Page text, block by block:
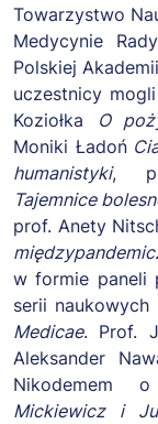
Towarzystwo
Medycynie
Polskiej
uczestnicy
Koziołka
O
Moniki Ładoń
humanistyki,
Tajemnice
prof. Anety
w formie paneli
serii naukowych
Medicae. Prof.
Aleksander
Nikodemem
Mickiewicz i